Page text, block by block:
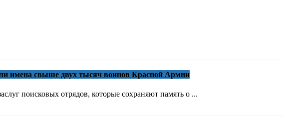
имена свыше двух тысяч воинов Красной Армии
поисковых отрядов, которые сохраняют память о ...